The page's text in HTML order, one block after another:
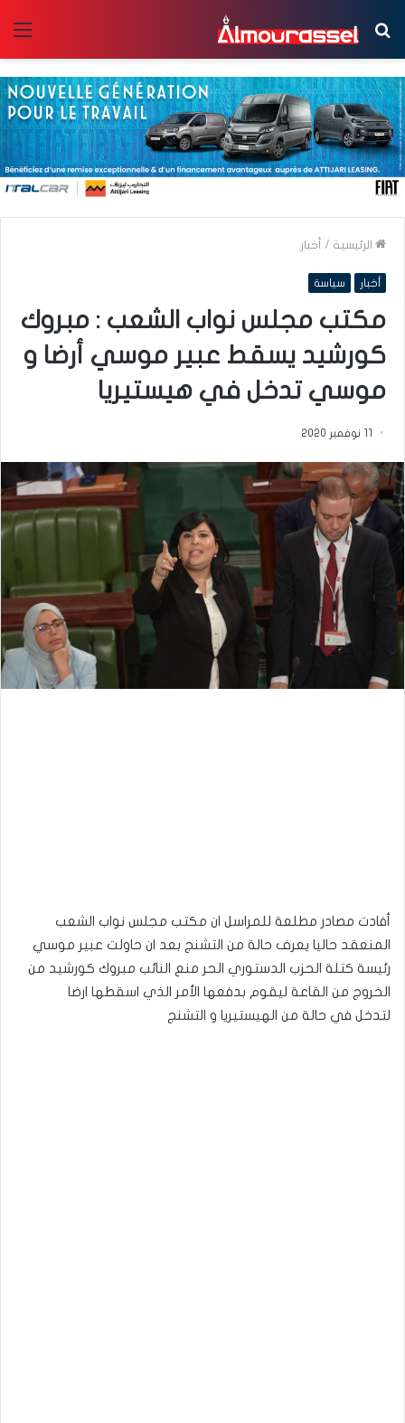
بحث
عن
الرئيسية / أخبار
أخبار سياسة
مكتب مجلس نواب الشعب : مبروك
كورشيد يسقط عبير موسي أرضا و
موسي تدخل في هيستيريا
11 نوفمبر 2020
أفادت مصادر مطلعة للمراسل ان مكتب مجلس نواب الشعب
المنعقد حاليا يعرف حالة من التشنج بعد ان حاولت عبير موسي
رئيسة كتلة الحزب الدستوري الحر منع النائب مبروك كورشيد من
الخروج من القاعة ليقوم بدفعها الأمر الذي اسقطها ارضا
لتدخل في حالة من الهيستيريا و التشنج